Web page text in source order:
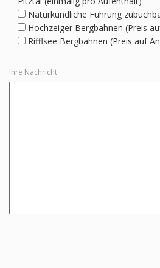
Naturkundliche Führung
Hochzeiger Bergbahnen (Preis
Rifflsee Bergbahnen (Preis auf
Ihre Nachricht